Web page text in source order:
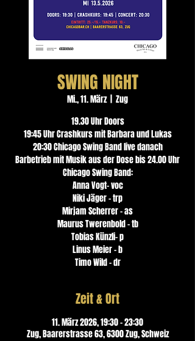
SWING NIGHT
Mi., 11. März
  |
Zug
19.30 Uhr Doors
19:45 Uhr Crashkurs mit Barbara und Lukas
20:30 Chicago Swing Band live danach
Barbetrieb mit Musik aus der Dose bis 24.00 Uhr
Chicago Swing Band:
Anna Vogt- voc
Niki Jäger - trp
Mirjam Scherrer - as
Maurus Twerenbold - tb
Tobias Künzli- p
Linus Meier - b
Timo Wild - dr
Zeit & Ort
11. März 2026, 19:30 – 23:30
Zug, Baarerstrasse 63, 6300 Zug, Schweiz